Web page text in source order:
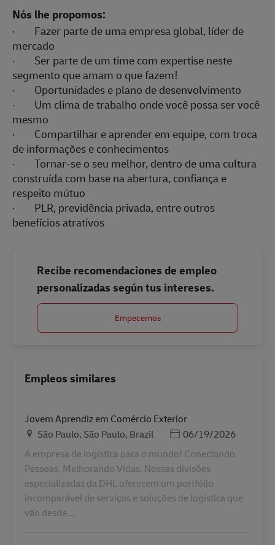
Nós lhe propomos:
· Fazer parte de uma empresa global, líder de
mercado
· Ser parte de um time com expertise neste
segmento que amam o que fazem!
· Oportunidades e plano de desenvolvimento
· Um clima de trabalho onde você possa ser você
mesmo
· Compartilhar e aprender em equipe, com troca
de informações e conhecimentos
· Tornar-se o seu melhor, dentro de uma cultura
construída com base na abertura, confiança e
respeito mútuo
· PLR, previdência privada, entre outros
benefícios atrativos
Recibe recomendaciones de empleo
personalizadas según tus intereses.
Empecemos
Empleos similares
Jovem Aprendiz em Comércio Exterior
Ubicación
São Paulo, São Paulo, Brazil Posted Date
06/19/2026
A empresa de logística para o mundo! Conectando
Pessoas. Melhorando Vidas. Nossas divisões
especializadas da DHL oferecem um portfólio
incomparável de serviços e soluções de logística que
vão desde...